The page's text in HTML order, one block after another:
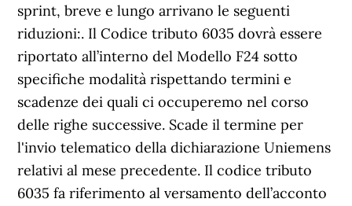
sprint, breve e lungo arrivano le seguenti
riduzioni:. Il Codice tributo 6035 dovrà essere
riportato all’interno del Modello F24 sotto
specifiche modalità rispettando termini e
scadenze dei quali ci occuperemo nel corso
delle righe successive. Scade il termine per
l'invio telematico della dichiarazione Uniemens
relativi al mese precedente. Il codice tributo
6035 fa riferimento al versamento dell’acconto